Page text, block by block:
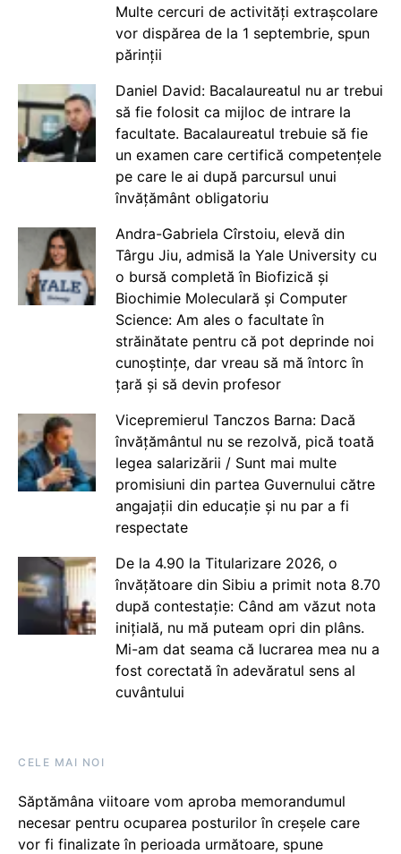
Multe cercuri de activități extrașcolare
vor dispărea de la 1 septembrie, spun
părinții
Daniel David: Bacalaureatul nu ar trebui
să fie folosit ca mijloc de intrare la
facultate. Bacalaureatul trebuie să fie
un examen care certifică competențele
pe care le ai după parcursul unui
învățământ obligatoriu
Andra-Gabriela Cîrstoiu, elevă din
Târgu Jiu, admisă la Yale University cu
o bursă completă în Biofizică și
Biochimie Moleculară și Computer
Science: Am ales o facultate în
străinătate pentru că pot deprinde noi
cunoștințe, dar vreau să mă întorc în
țară și să devin profesor
Vicepremierul Tanczos Barna: Dacă
învățământul nu se rezolvă, pică toată
legea salarizării / Sunt mai multe
promisiuni din partea Guvernului către
angajații din educație și nu par a fi
respectate
De la 4.90 la Titularizare 2026, o
învățătoare din Sibiu a primit nota 8.70
după contestație: Când am văzut nota
inițială, nu mă puteam opri din plâns.
Mi-am dat seama că lucrarea mea nu a
fost corectată în adevăratul sens al
cuvântului
CELE MAI NOI
Săptămâna viitoare vom aproba memorandumul
necesar pentru ocuparea posturilor în creșele care
vor fi finalizate în perioada următoare, spune